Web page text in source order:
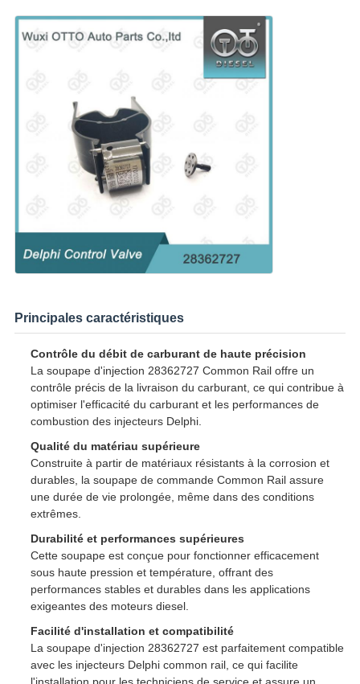
Principales caractéristiques
Contrôle du débit de carburant de haute précision
La soupape d'injection 28362727 Common Rail offre un
contrôle précis de la livraison du carburant, ce qui contribue à
optimiser l'efficacité du carburant et les performances de
combustion des injecteurs Delphi.
Qualité du matériau supérieure
Construite à partir de matériaux résistants à la corrosion et
durables, la soupape de commande Common Rail assure
une durée de vie prolongée, même dans des conditions
extrêmes.
Durabilité et performances supérieures
Cette soupape est conçue pour fonctionner efficacement
sous haute pression et température, offrant des
performances stables et durables dans les applications
exigeantes des moteurs diesel.
Facilité d'installation et compatibilité
La soupape d'injection 28362727 est parfaitement compatible
avec les injecteurs Delphi common rail, ce qui facilite